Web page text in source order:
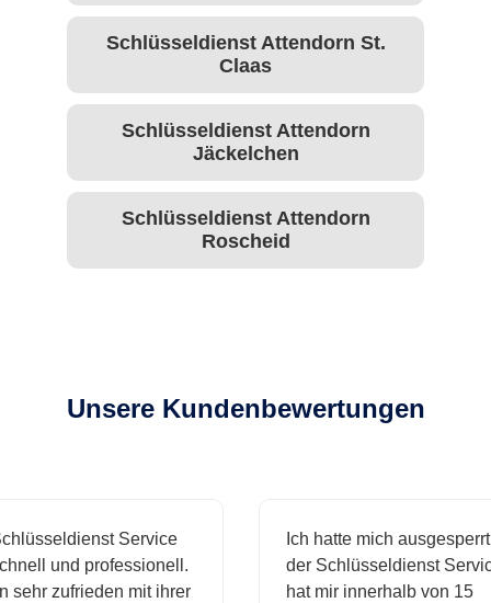
Schlüsseldienst Attendorn St.
Claas
Schlüsseldienst Attendorn
Jäckelchen
Schlüsseldienst Attendorn
Roscheid
Unsere Kundenbewertungen
Service
und professionell.
zufrieden mit ihrer
Ich hatte mich ausgesperrt
der Schlüsseldienst Service
hat mir innerhalb von 15